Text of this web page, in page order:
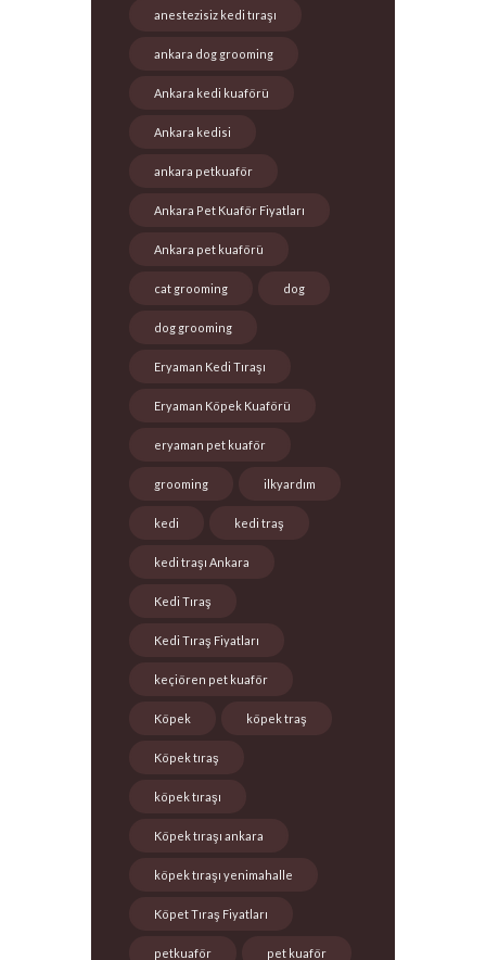
anestezisiz kedi tıraşı
ankara dog grooming
Ankara kedi kuaförü
Ankara kedisi
ankara petkuaför
Ankara Pet Kuaför Fiyatları
Ankara pet kuaförü
cat grooming dog
dog grooming
Eryaman Kedi Tıraşı
Eryaman Köpek Kuaförü
eryaman pet kuaför
grooming ilkyardım
kedi kedi traş
kedi traşı Ankara
Kedi Tıraş
Kedi Tıraş Fiyatları
keçiören pet kuaför
Köpek köpek traş
Köpek tıraş
köpek tıraşı
Köpek tıraşı ankara
köpek tıraşı yenimahalle
Köpet Tıraş Fiyatları
petkuaför pet kuaför